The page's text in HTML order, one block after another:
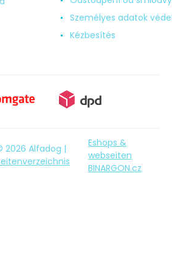
Személyes adatok
Kézbesítés
2026 Alfadog |
Eshops &
webseiten
BINARGON.cz